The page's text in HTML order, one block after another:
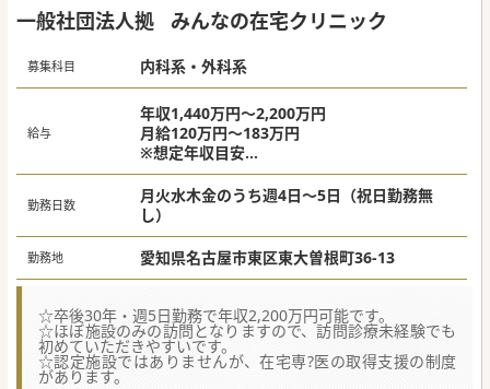
一般社団法人拠 みんなの在宅クリニック
募集科目 内科系・外科系
給与
年収1,440万円～2,200万円
月給120万円～183万円
※想定年収目安
卒後10年以降：年収1,440万円～1,800万円
卒後20年以降：年収1,600万円～2,000万円
卒後30年以降：年収1,760万円～2,200万円
勤務日数
月火水木金のうち週4日～5日（祝日勤務無
し）
勤務地 愛知県名古屋市東区東大曽根町36-13
☆卒後30年・週5日勤務で年収2,200万円可能です。
☆ほぼ施設のみの訪問となりますので、訪問診療未経験でも
初めていただきやすいです。
☆認定施設ではありませんが、在宅専?医の取得支援の制度
があります。